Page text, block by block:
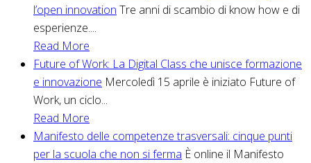
l’open innovation Tre anni di scambio di know how e di
esperienze....
Read More
Future of Work: La Digital Class che unisce formazione
e innovazione Mercoledì 15 aprile è iniziato Future of
Work, un ciclo...
Read More
Manifesto delle competenze trasversali: cinque punti
per la scuola che non si ferma È online il Manifesto